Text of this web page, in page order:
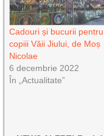
Cadouri și bucurii pentru
copiii Văii Jiului, de Moș
Nicolae
6 decembrie 2022
În „Actualitate”